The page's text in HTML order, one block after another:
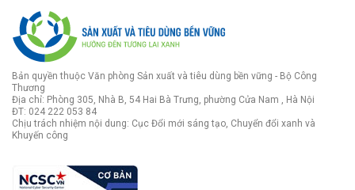
Bản quyền thuộc Văn phòng Sản xuất và tiêu dùng bền vững - Bộ Công
Thương
Địa chỉ: Phòng 305, Nhà B, 54 Hai Bà Trưng, phường Cửa Nam , Hà Nội
ĐT: 024 222 053 84
Chịu trách nhiệm nội dung: Cục Đổi mới sáng tạo, Chuyển đổi xanh và
Khuyến công